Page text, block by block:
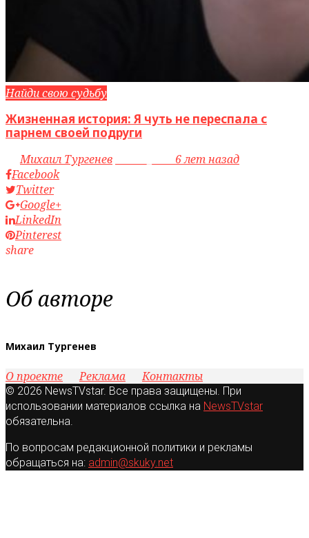
Найди свою судьбу
Жизненная история: Я чуть не переспала с
парнем своей подруги
byМихаил Тургенев
6 лет назад
Facebook
Twitter
Google+
LinkedIn
Pinterest
share
Об авторе
Михаил Тургенев
О проекте Реклама Контакты
© 2026 NewsTVstar. Все права защищены. При
использовании материалов ссылка на NewsTVstar
обязательна.
По вопросам редакционной политики и рекламы
обращаться на: admin@skuky.net